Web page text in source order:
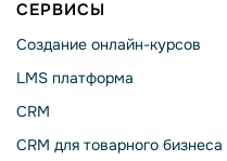
СЕРВИСЫ
Создание онлайн-курсов
LMS платформа
CRM
CRM для товарного бизнеса